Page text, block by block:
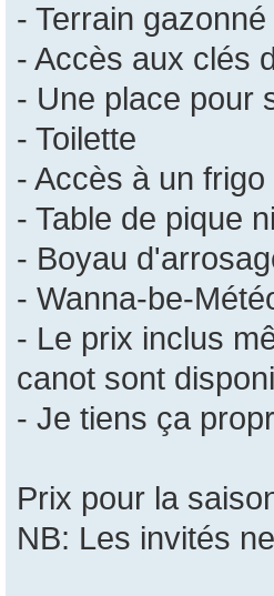
- Terrain
- Accès aux clés
- Une place pour
- Toilette
- Accès à un
- Table de pique
- Boyau
- Wanna-be-
- Le prix inclus
canot sont
- Je tiens ça
Prix pour la
NB: Les invités